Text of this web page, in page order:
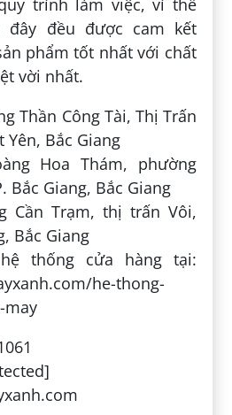
đây đều được cam kết
phẩm tốt nhất với chất
vời nhất.
Thần Công Tài, Thị Trấn
Yên, Bắc Giang
Hoa Thám, phường
Bắc Giang, Bắc Giang
Cần Trạm, thị trấn Vôi,
Bắc Giang
thống cửa hàng tại:
he-thong-
may